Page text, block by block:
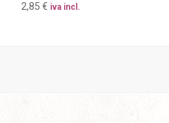
2,85 € iva incl.